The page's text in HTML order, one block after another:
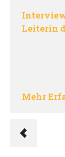
Leiterin
Mehr